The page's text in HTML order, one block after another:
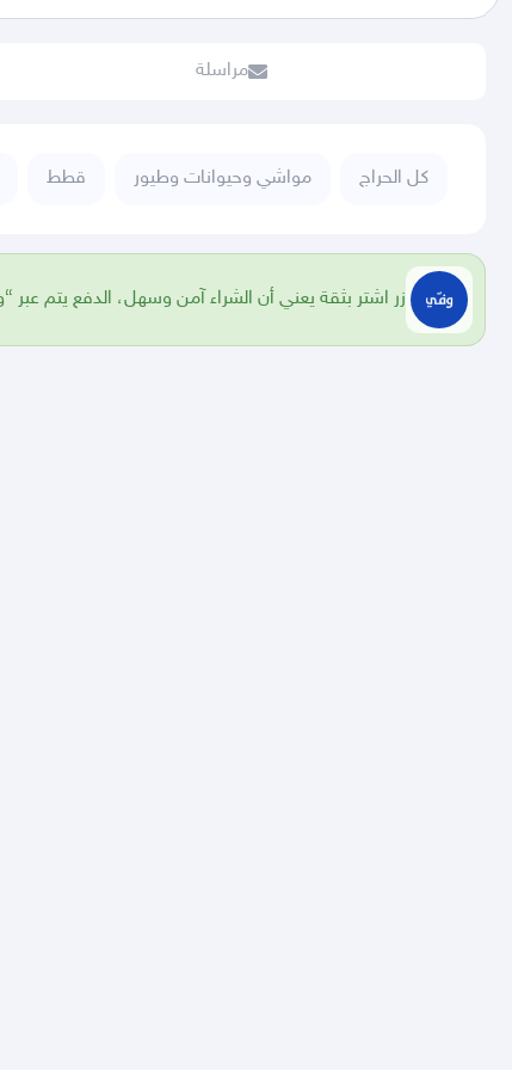
مراسلة
كل الحراج مواشي وحيوانات وطيور قطط
زر اشتر بثقة يعني أن الشراء آمن وسهل، الدفع يتم عبر